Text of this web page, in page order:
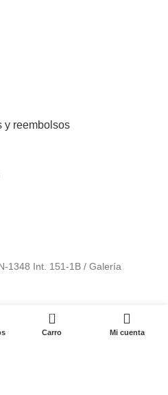
y reembolsos
1348 Int. 151-1B / Galería
0
Carro Mi cuenta